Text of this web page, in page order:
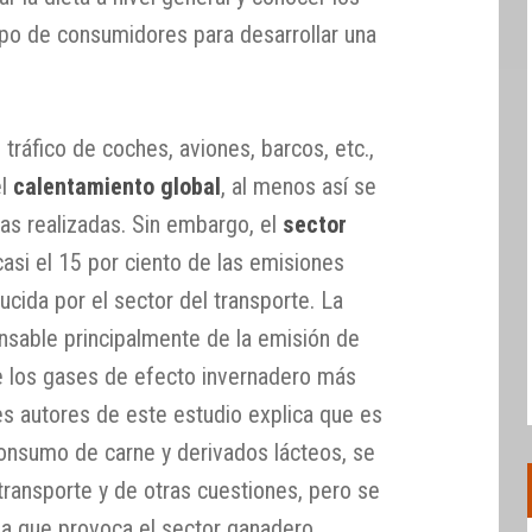
de consumidores para desarrollar una
de coches, aviones, barcos, etc.,
calentamiento global, al menos así se
realizadas. Sin embargo, el sector
el 15 por ciento de las emisiones
por el sector del transporte. La
principalmente de la emisión de
gases de efecto invernadero más
autores de este estudio explica que es
de carne y derivados lácteos, se
y de otras cuestiones, pero se